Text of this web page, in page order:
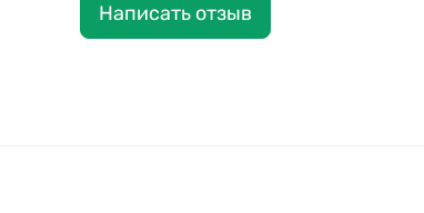
Написать отзыв